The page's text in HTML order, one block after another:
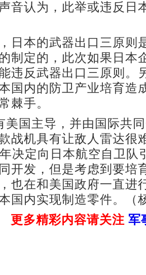
音认为，此举或违反日
本的武器出口三原则
制定的，此次如果日本
违反武器出口三原则。
国内的防卫产业培育造
棘手。
国主导，并由国际共同
战机具有让敌人雷达很
决定向日本航空自卫队
开发，但是考虑到要培
也在和美国政府一直进
国内实现制造零件。（
更多精彩内容请关注 军